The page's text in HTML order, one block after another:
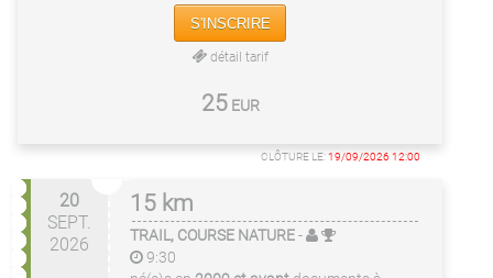
S'INSCRIRE
détail tarif
25 EUR
CLÔTURE LE:19/09/2026 12:00
20
SEPT.
2026
15 km
TRAIL, COURSE NATURE-
9:30